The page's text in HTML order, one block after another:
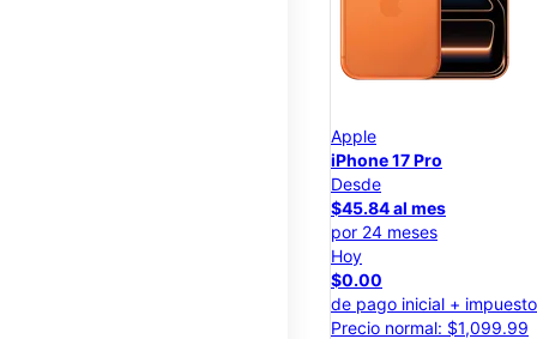
Apple
iPhone 17 Pro
Desde
$45.84 al mes
por 24 meses
Hoy
$0.00
de pago inicial +
Precio normal: $1,099.99